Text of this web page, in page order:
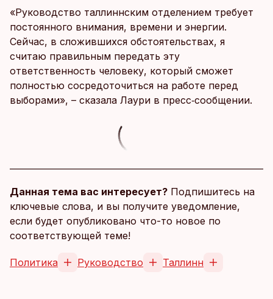
«Руководство таллиннским отделением требует
постоянного внимания, времени и энергии.
Сейчас, в сложившихся обстоятельствах, я
считаю правильным передать эту
ответственность человеку, который сможет
полностью сосредоточиться на работе перед
выборами», – сказала Лаури в пресс‑сообщении.
Данная тема вас интересует? Подпишитесь на
ключевые слова, и вы получите уведомление,
если будет опубликовано что-то новое по
соответствующей теме!
Политика Руководство Таллинн